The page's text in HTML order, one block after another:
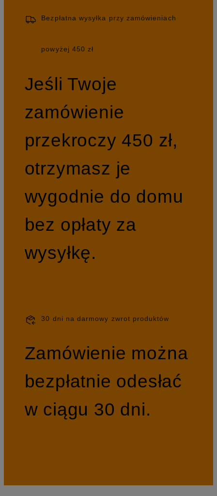
Bezpłatna wysyłka przy zamówieniach
powyżej 450 zł
Jeśli Twoje
zamówienie
przekroczy 450 zł,
otrzymasz je
wygodnie do domu
bez opłaty za
wysyłkę.
30 dni na darmowy zwrot produktów
Zamówienie można
bezpłatnie odesłać
w ciągu 30 dni.